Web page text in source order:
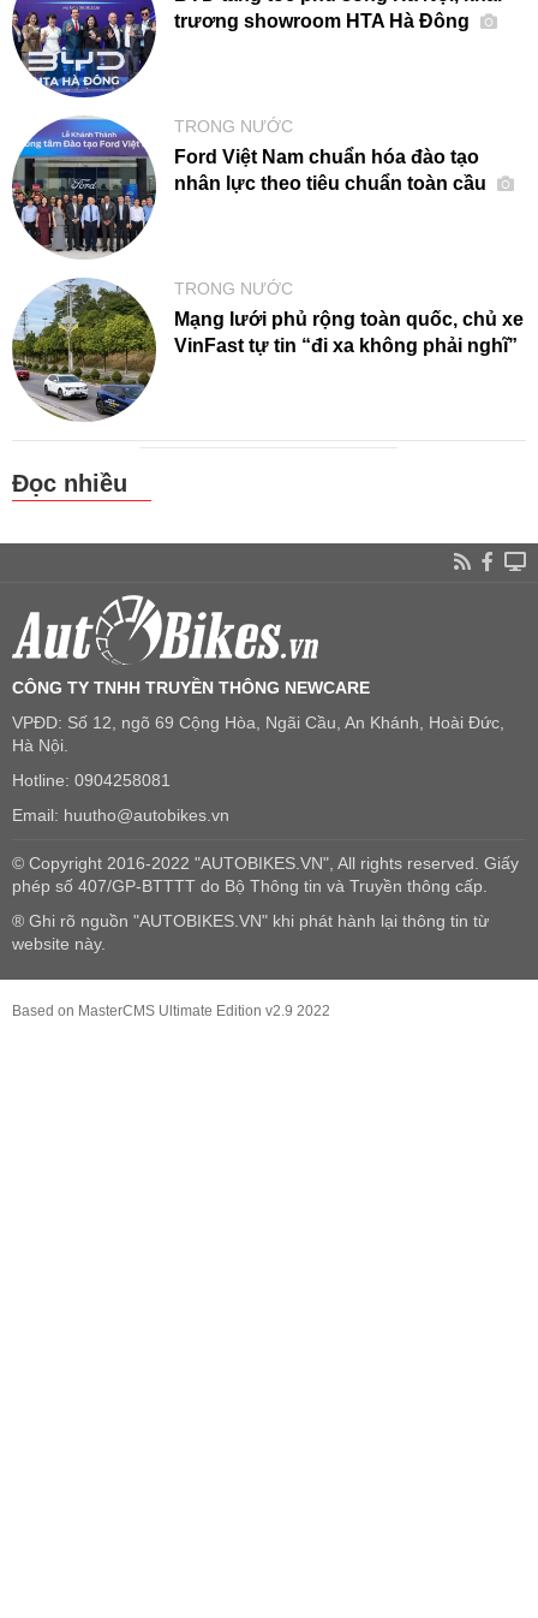
trương showroom HTA Hà Đông
TRONG NƯỚC
Ford Việt Nam chuẩn hóa đào tạo
nhân lực theo tiêu chuẩn toàn cầu
TRONG NƯỚC
Mạng lưới phủ rộng toàn quốc, chủ xe
VinFast tự tin “đi xa không phải nghĩ”
Đọc nhiều
CÔNG TY TNHH TRUYỀN THÔNG NEWCARE
VPĐD: Số 12, ngõ 69 Cộng Hòa, Ngãi Cầu, An Khánh, Hoài Đức,
Hà Nội.
Hotline: 0904258081
Email: huutho@autobikes.vn
© Copyright 2016-2022 "AUTOBIKES.VN", All rights reserved. Giấy
phép số 407/GP-BTTTT do Bộ Thông tin và Truyền thông cấp.
® Ghi rõ nguồn "AUTOBIKES.VN" khi phát hành lại thông tin từ
website này.
Based on MasterCMS Ultimate Edition v2.9 2022